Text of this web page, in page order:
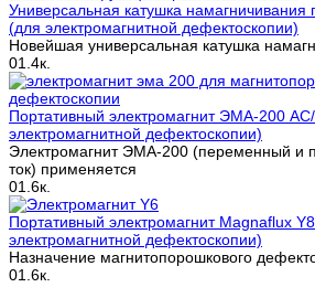
Универсальная катушка
(для электромагнитной дефектоскопии)
Новейшая универсальная катушка
01.4к.
Портативный электромагнит ЭМА-200
электромагнитной дефектоскопии)
Электромагнит ЭМА-200 (переменный и
ток) применяется
01.6к.
Портативный электромагнит Magnaflux
электромагнитной дефектоскопии)
Назначение магнитопорошкового
01.6к.